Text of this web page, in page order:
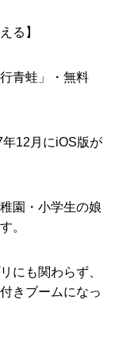
る】
青蛙」・無料
12月にiOS版が
園・小学生の娘
。
にも関わらず、
きブームになっ